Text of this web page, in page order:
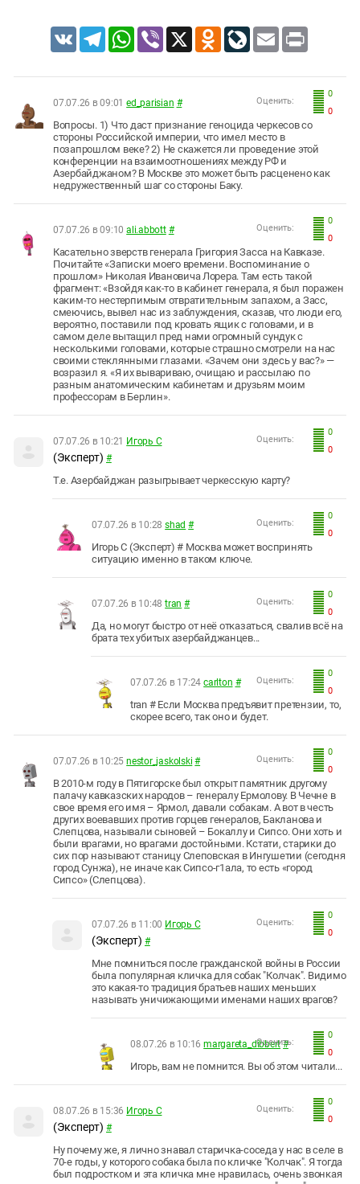
VK TelegramWhatsApp
Viber X Odnoklassniki
LiveJournal
Email Print
0
0
Оценить:
07.07.26 в 09:01 ed_parisian #
Вопросы. 1) Что даст признание геноцида черкесов со
стороны Российской империи, что имел место в
позапрошлом веке? 2) Не скажется ли проведение этой
конференции на взаимоотношениях между РФ и
Азербайджаном? В Москве это может быть расценено как
недружественный шаг со стороны Баку.
0
0
Оценить:
07.07.26 в 09:10 ali.abbott #
Касательно зверств генерала Григория Засса на Кавказе.
Почитайте «Записки моего времени. Воспоминание о
прошлом» Николая Ивановича Лорера. Там есть такой
фрагмент: «Взойдя как-то в кабинет генерала, я был поражен
каким-то нестерпимым отвратительным запахом, а Засс,
смеючись, вывел нас из заблуждения, сказав, что люди его,
вероятно, поставили под кровать ящик с головами, и в
самом деле вытащил пред нами огромный сундук с
несколькими головами, которые страшно смотрели на нас
своими стеклянными глазами. «Зачем они здесь у вас?» —
возразил я. «Я их вывариваю, очищаю и рассылаю по
разным анатомическим кабинетам и друзьям моим
профессорам в Берлин».
0
0
Оценить:
07.07.26 в 10:21 Игорь С
(Эксперт) #
Т.е. Азербайджан разыгрывает черкесскую карту?
0
0
Оценить:
07.07.26 в 10:28 shad #
Игорь С (Эксперт) # Москва может воспринять
ситуацию именно в таком ключе.
0
0
Оценить:
07.07.26 в 10:48 tran #
Да, но могут быстро от неё отказаться, свалив всё на
брата тех убитых азербайджанцев...
0
0
Оценить:
07.07.26 в 17:24 carlton #
tran # Если Москва предъявит претензии, то,
скорее всего, так оно и будет.
0
0
Оценить:
07.07.26 в 10:25 nestor_jaskolski #
В 2010-м году в Пятигорске был открыт памятник другому
палачу кавказских народов – генералу Ермолову. В Чечне в
свое время его имя – Ярмол, давали собакам. А вот в честь
других воевавших против горцев генералов, Бакланова и
Слепцова, называли сыновей – Бокаллу и Сипсо. Они хоть и
были врагами, но врагами достойными. Кстати, старики до
сих пор называют станицу Слеповская в Ингушетии (сегодня
город Сунжа), не иначе как Сипсо-г1ала, то есть «город
Сипсо» (Слепцова).
0
0
Оценить:
07.07.26 в 11:00 Игорь С
(Эксперт) #
Мне помниться после гражданской войны в России
была популярная кличка для собак "Колчак". Видимо
это какая-то традиция братьев наших меньших
называть уничижающими именами наших врагов?
0
0
Оценить:
08.07.26 в 10:16 margareta_dibbert #
Игорь, вам не помнится. Вы об этом читали...
0
0
Оценить:
08.07.26 в 15:36 Игорь С
(Эксперт) #
Ну почему же, я лично знавал старичка-соседа у нас в селе в
70-е годы, у которого собака была по кличке "Колчак". Я тогда
был подростком и эта кличка мне нравилась, очень звонкая